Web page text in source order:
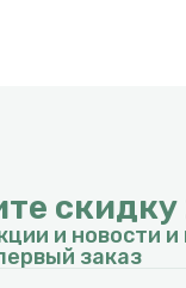
скидку
и новости и
заказ